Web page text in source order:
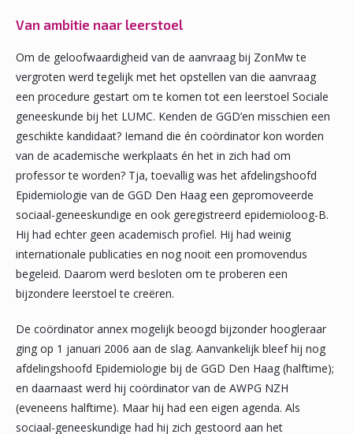
Van ambitie naar leerstoel
Om de geloofwaardigheid van de aanvraag bij ZonMw te
vergroten werd tegelijk met het opstellen van die aanvraag
een procedure gestart om te komen tot een leerstoel Sociale
geneeskunde bij het LUMC. Kenden de GGD’en misschien een
geschikte kandidaat? Iemand die én coördinator kon worden
van de academische werkplaats én het in zich had om
professor te worden? Tja, toevallig was het afdelingshoofd
Epidemiologie van de GGD Den Haag een gepromoveerde
sociaal-geneeskundige en ook geregistreerd epidemioloog-B.
Hij had echter geen academisch profiel. Hij had weinig
internationale publicaties en nog nooit een promovendus
begeleid. Daarom werd besloten om te proberen een
bijzondere leerstoel te creëren.
De coördinator annex mogelijk beoogd bijzonder hoogleraar
ging op 1 januari 2006 aan de slag. Aanvankelijk bleef hij nog
afdelingshoofd Epidemiologie bij de GGD Den Haag (halftime);
en daarnaast werd hij coördinator van de AWPG NZH
(eveneens halftime). Maar hij had een eigen agenda. Als
sociaal-geneeskundige had hij zich gestoord aan het